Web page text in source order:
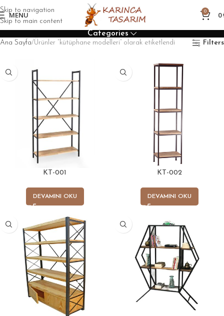
Skip to navigation
Skip to main content
MENU 0 0
Categories
Ana Sayfa Ürünler “kütüphane modelleri” olarak etiketlendi Filters
KT-001
DEVAMINI OKU
KT-002
DEVAMINI OKU